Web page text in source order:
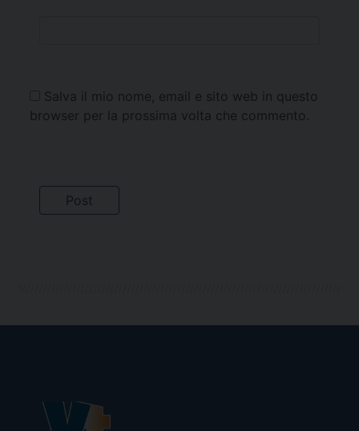
Salva il mio nome, email e sito web in questo
browser per la prossima volta che commento.